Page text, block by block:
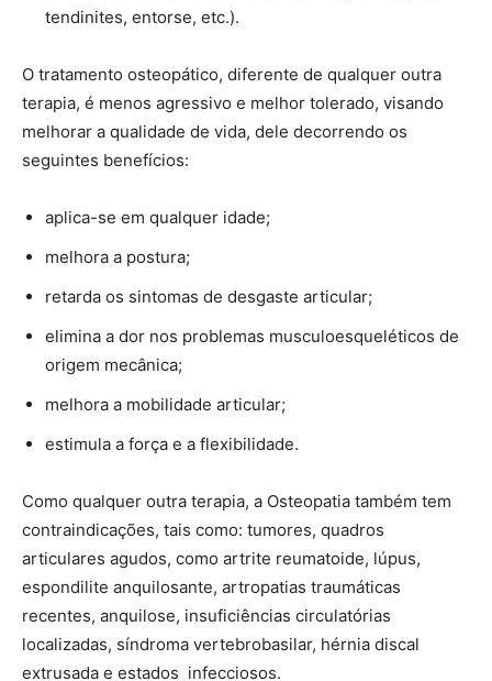
tendinites, entorse, etc.).
O tratamento osteopático, diferente de qualquer outra
terapia, é menos agressivo e melhor tolerado, visando
melhorar a qualidade de vida, dele decorrendo os
seguintes benefícios:
aplica-se em qualquer idade;
melhora a postura;
retarda os sintomas de desgaste articular;
elimina a dor nos problemas musculoesqueléticos de
origem mecânica;
melhora a mobilidade articular;
estimula a força e a flexibilidade.
Como qualquer outra terapia, a Osteopatia também tem
contraindicações, tais como: tumores, quadros
articulares agudos, como artrite reumatoide, lúpus,
espondilite anquilosante, artropatias traumáticas
recentes, anquilose, insuficiências circulatórias
localizadas, síndroma vertebrobasilar, hérnia discal
extrusada e estados infecciosos.